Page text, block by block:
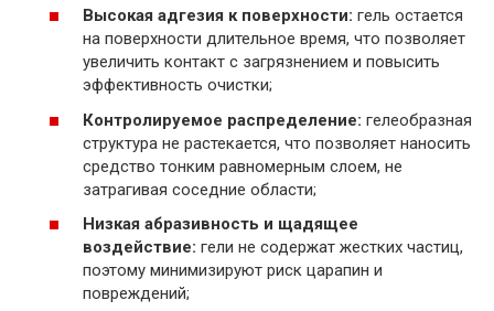
Высокая адгезия к поверхности: гель остается
на поверхности длительное время, что позволяет
увеличить контакт с загрязнением и повысить
эффективность очистки;
Контролируемое распределение: гелеобразная
структура не растекается, что позволяет наносить
средство тонким равномерным слоем, не
затрагивая соседние области;
Низкая абразивность и щадящее
воздействие: гели не содержат жестких частиц,
поэтому минимизируют риск царапин и
повреждений;